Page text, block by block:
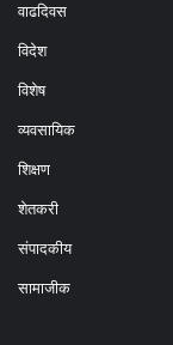
वाढदिवस
विदेश
विशेष
व्यवसायिक
शिक्षण
शेतकरी
संपादकीय
सामाजीक